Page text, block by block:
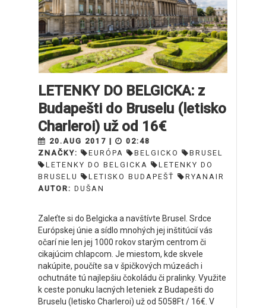
LETENKY DO BELGICKA: z
Budapešti do Bruselu (letisko
Charleroi) už od 16€
20.AUG 2017 |
02:48
ZNAČKY:
EURÓPA BELGICKO
BRUSEL
LETENKY DO BELGICKA
LETENKY DO
BRUSELU
LETISKO BUDAPEŠŤ
RYANAIR
AUTOR: DUŠAN
Zaleťte si do Belgicka a navštívte Brusel. Srdce
Európskej únie a sídlo mnohých jej inštitúcií vás
očarí nie len jej 1000 rokov starým centrom či
cikajúcim chlapcom. Je miestom, kde skvele
nakúpite, poučíte sa v špičkových múzeách i
ochutnáte tú najlepšiu čokoládu či pralinky. Využite
k ceste ponuku lacných leteniek z Budapešti do
Bruselu (letisko Charleroi) už od 5058Ft / 16€. V